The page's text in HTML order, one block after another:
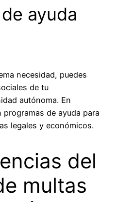
ayuda
necesidad, puedes
de tu
autónoma. En
de ayuda para
legales y económicos.
del
multas